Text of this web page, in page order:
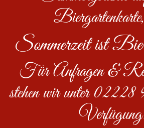
Sommerzeit ist
Für Anfragen &
stehen wir unter